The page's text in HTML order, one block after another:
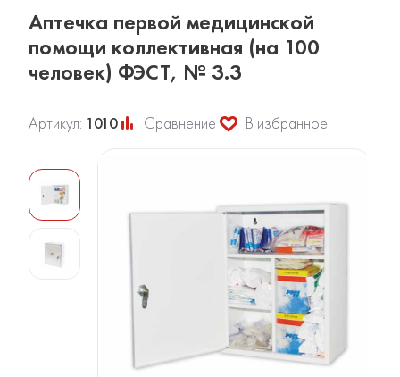
Аптечка первой медицинской
помощи коллективная (на 100
человек) ФЭСТ, № 3.3
Артикул: 1010 Сравнение В избранное